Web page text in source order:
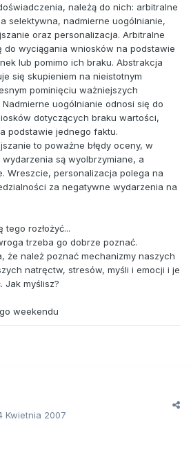
należą do nich: arbitralne
selektywna, nadmierne uogólnianie,
oraz personalizacja. Arbitralne
do wyciągania wniosków na podstawie
lub pomimo ich braku. Abstrakcja
się skupieniem na nieistotnym
pominięciu ważniejszych
uogólnianie odnosi się do
dotyczących braku wartości,
podstawie jednego faktu.
to poważne błędy oceny, w
są wyolbrzymiane, a
Wreszcie, personalizacja polega na
za negatywne wydarzenia na
rozłożyć...
trzeba go dobrze poznać.
że należ poznać mechanizmy naszych
natręctw, stresów, myśli i emocji i je
Jak myślisz?
weekendu
Kwietnia 2007